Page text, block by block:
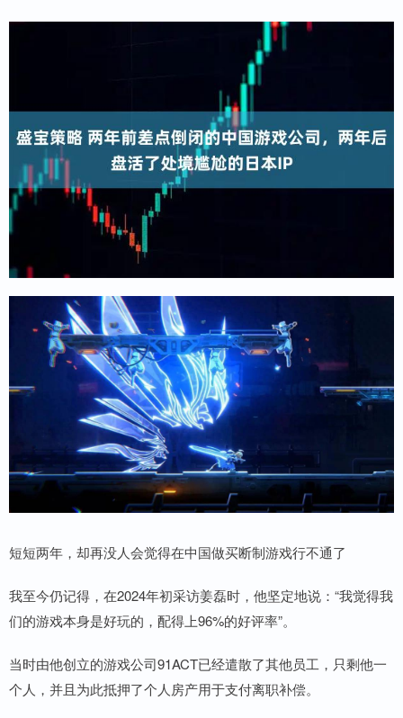
短短两年，却再没人会觉得在中国做买断制游戏行不通了
我至今仍记得，在2024年初采访姜磊时，他坚定地说：“我觉得我
们的游戏本身是好玩的，配得上96%的好评率”。
当时由他创立的游戏公司91ACT已经遣散了其他员工，只剩他一
个人，并且为此抵押了个人房产用于支付离职补偿。